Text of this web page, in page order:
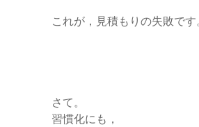
これが，見積もりの失敗です。
さて。
習慣化にも，